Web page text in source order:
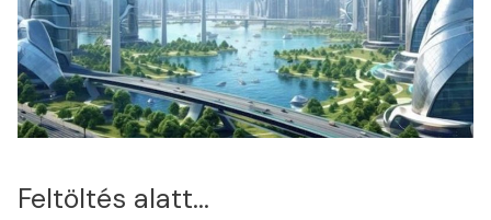
Feltöltés alatt…